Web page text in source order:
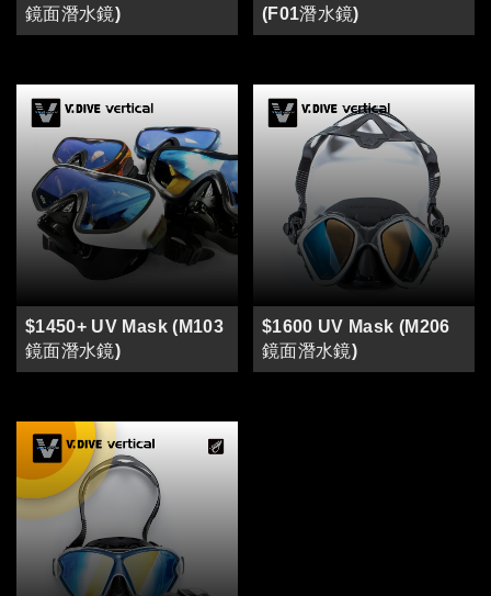
鏡面潛水鏡)
(F01潛水鏡)
$1450+ UV Mask (M103
鏡面潛水鏡)
$1600 UV Mask (M206
鏡面潛水鏡)